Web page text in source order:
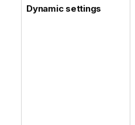
Dynamic settings